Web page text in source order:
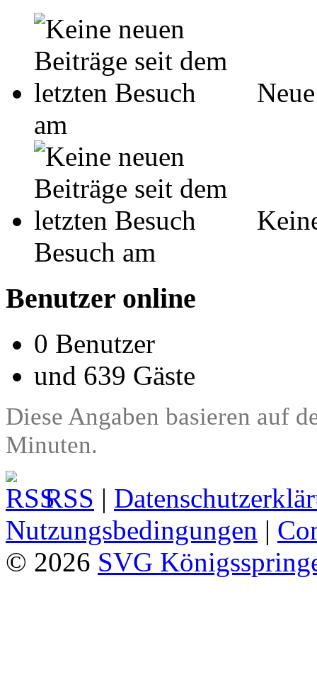
am
Besuch am
Benutzer online
0 Benutzer
und 639 Gäste
Diese Angaben basieren auf
Minuten.
RSS |
Nutzungsbedingungen |
© 2026 SVG